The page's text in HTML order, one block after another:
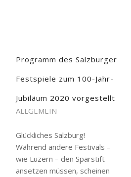
Programm des Salzburger
Festspiele zum 100-Jahr-
Jubiläum 2020 vorgestellt
ALLGEMEIN
Glückliches Salzburg!
Während andere Festivals –
wie Luzern – den Sparstift
ansetzen müssen, scheinen